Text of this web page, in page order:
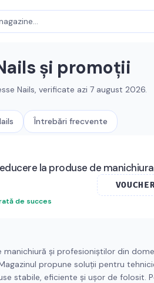
și promoții
Nails, verificate azi 7 august 2026.
Întrebări frecvente
la produse de manichiura
de succes
și profesioniștilor din
propune soluții pentru
stabile, eficiente și ușor de folosit.